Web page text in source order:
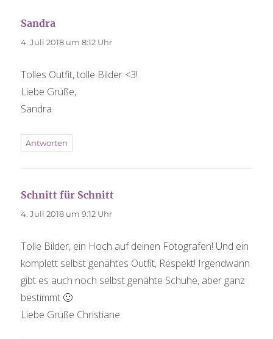
Sandra
4. Juli 2018 um 8:12 Uhr
Tolles Outfit, tolle Bilder <3!
Liebe Grüße,
Sandra
Antworten
Schnitt für Schnitt
4. Juli 2018 um 9:12 Uhr
Tolle Bilder, ein Hoch auf deinen Fotografen! Und ein
komplett selbst genähtes Outfit, Respekt! Irgendwann
gibt es auch noch selbst genähte Schuhe, aber ganz
bestimmt 🙂
Liebe Grüße Christiane